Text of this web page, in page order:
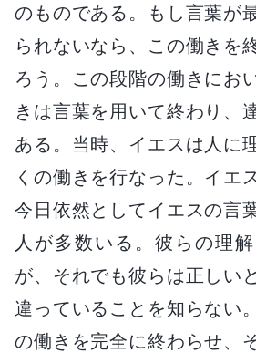
のものである。もし言葉が
られないなら、この働きを
ろう。この段階の働きにお
きは言葉を用いて終わり、
ある。当時、イエスは人に
くの働きを行なった。イエ
今日依然としてイエスの言
人が多数いる。彼らの理
が、それでも彼らは正しい
違っていることを知らない
の働きを完全に終わらせ、